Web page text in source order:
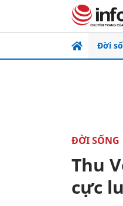
Đời
ĐỜI SỐNG
Thu
cực